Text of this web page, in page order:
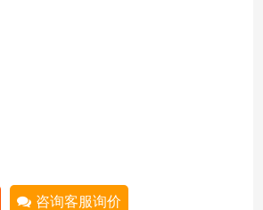
咨询客服询价